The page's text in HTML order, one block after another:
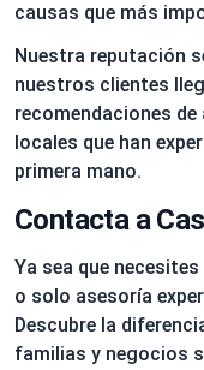
causas que más
Nuestra reputación
nuestros clientes
recomendaciones
locales que han
primera mano.
Contacta a
Ya sea que
o solo asesoría
Descubre la
familias y negocios